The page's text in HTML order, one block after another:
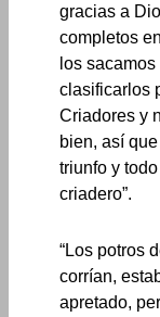
gracias a
completos
los
clasificarlos
Criadores y
bien, así
triunfo y
criadero”.
“Los potros
corrían,
apretado,